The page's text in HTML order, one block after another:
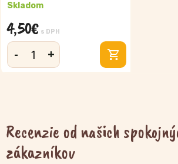
Skladom
4,50€ s DPH
-
množstvo +
Recenzie od našich
zákazníkov